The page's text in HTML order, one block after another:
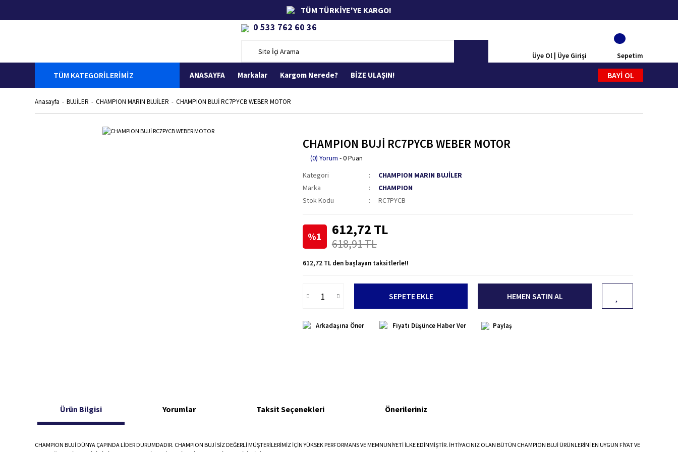
TÜM TÜRKİYE'YE KARGO!
0 533 762 60 36
Üye Ol | Üye Girişi Sepetim
TÜM KATEGORİLERİMİZ ANASAYFA Markalar Kargom Nerede? BİZE ULAŞIN! BAYİ OL
Anasayfa BUJİLER CHAMPION MARIN BUJİLER CHAMPION BUJİ RC7PYCB WEBER MOTOR
CHAMPION BUJİ RC7PYCB WEBER MOTOR
(0) Yorum - 0 Puan
Kategori
CHAMPION MARIN BUJİLER
Marka
CHAMPION
Stok Kodu
RC7PYCB
%1 612,72 TL
618,91 TL
612,72 TL den başlayan taksitlerle!!
SEPETE EKLE HEMEN SATIN AL
Arkadaşına Öner Fiyatı Düşünce Haber Ver Paylaş
Ürün Bilgisi Yorumlar Taksit Seçenekleri Önerileriniz
CHAMPION BUJİ DÜNYA ÇAPINDA LİDER DURUMDADIR. CHAMPION BUJİ SİZ DEĞERLİ MÜŞTERİLERİMİZ İÇİN YÜKSEK PERFORMANS VE MEMNUNİYETİ İLKE EDİNMİŞTİR. İHTİYACINIZ OLAN BÜTÜN CHAMPION BUJİ ÜRÜNLERİNİ EN UYGUN FİYAT VE